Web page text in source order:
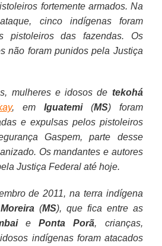
fortemente armados. Na
cinco indígenas foram
pistoleiros das fazendas. Os
não foram punidos pela Justiça
mulheres e idosos de tekohá
, em Iguatemi(MS) foram
e expulsas pelos pistoleiros
Gaspem, parte desse
Os mandantes e autores
Justiça Federal até hoje.
de 2011, na terra indígena
(MS), que fica entre as
ePonta Porã, crianças,
indígenas foram atacados